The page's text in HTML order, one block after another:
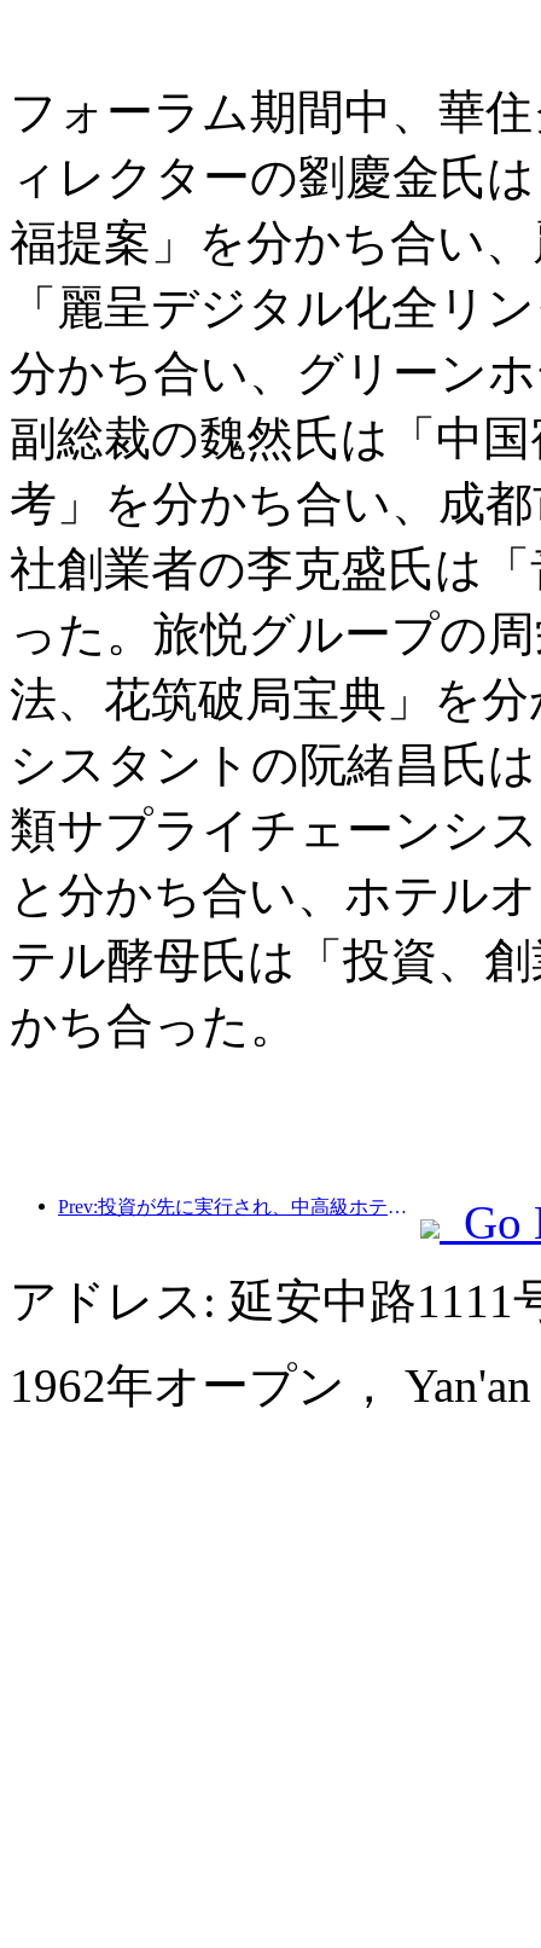
フォーラム期間中、華
ィレクターの劉慶金氏
福提案」を分かち合い
「麗呈デジタル化全リ
分かち合い、グリーン
副総裁の魏然氏は「中
考」を分かち合い、成
社創業者の李克盛氏は
った。旅悦グループの
法、花筑破局宝典」を
シスタントの阮緒昌氏
類サプライチェーンシ
と分かち合い、ホテル
テル酵母氏は「投資、
かち合った。
Prev:投資が先に実行され、中高級ホテルは投機の段階を過ぎている。
Go
アドレス: 延安中路
1962年オープン，